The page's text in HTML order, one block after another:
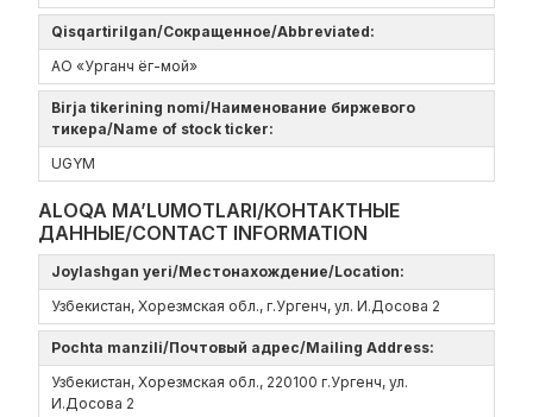
Qisqartirilgan/Сокращенное/Abbreviated:
АО «Урганч ёг-мой»
Birja tikerining nomi/Наименование биржевого
тикера/Name of stock ticker:
UGYM
ALOQA MA’LUMOTLARI/КОНТАКТНЫЕ
ДАННЫЕ/CONTACT INFORMATION
Joylashgan yeri/Местонахождение/Location:
Узбекистан, Хорезмская обл., г.Ургенч, ул. И.Досова 2
Pochta manzili/Почтовый адрес/Mailing Address:
Узбекистан, Хорезмская обл., 220100 г.Ургенч, ул.
И.Досова 2